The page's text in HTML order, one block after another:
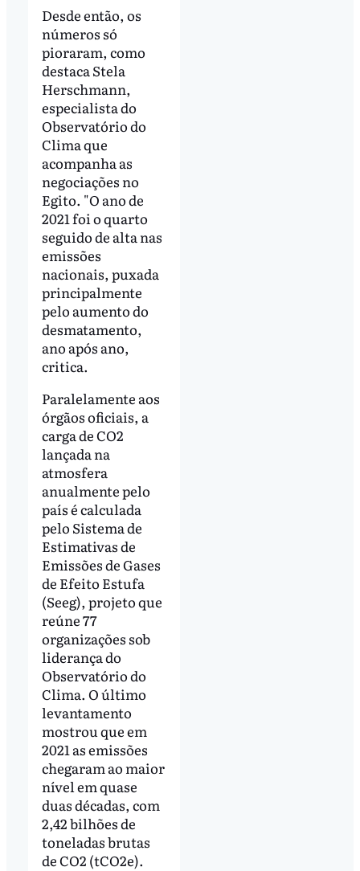
Desde então, os
números só
pioraram, como
destaca Stela
Herschmann,
especialista do
Observatório do
Clima que
acompanha as
negociações no
Egito. "O ano de
2021 foi o quarto
seguido de alta nas
emissões
nacionais, puxada
principalmente
pelo aumento do
desmatamento,
ano após ano,
critica.
Paralelamente aos
órgãos oficiais, a
carga de CO2
lançada na
atmosfera
anualmente pelo
país é calculada
pelo Sistema de
Estimativas de
Emissões de Gases
de Efeito Estufa
(Seeg), projeto que
reúne 77
organizações sob
liderança do
Observatório do
Clima. O último
levantamento
mostrou que em
2021 as emissões
chegaram ao maior
nível em quase
duas décadas, com
2,42 bilhões de
toneladas brutas
de CO2 (tCO2e).